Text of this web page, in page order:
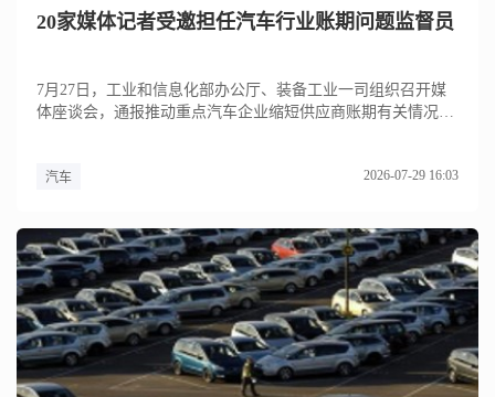
20家媒体记者受邀担任汽车行业账期问题监督员
7月27日，工业和信息化部办公厅、装备工业一司组织召开媒
体座谈会，通报推动重点汽车企业缩短供应商账期有关情况，
汽车 2026-07-29 16:03